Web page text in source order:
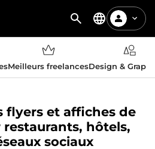
Meilleurs freelancesDesign &
flyers et affiches de
hôtels,
sociaux